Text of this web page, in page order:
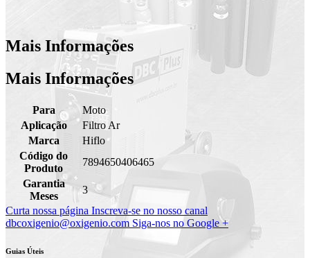
Mais Informações
Mais Informações
Para
Moto
Aplicação
Filtro Ar
Marca
Hiflo
Código do
Produto
7894650406465
Garantia
Meses
3
Curta nossa página Inscreva-se no nosso canal
dbcoxigenio@oxigenio.com Siga-nos no Google +
Guias Úteis